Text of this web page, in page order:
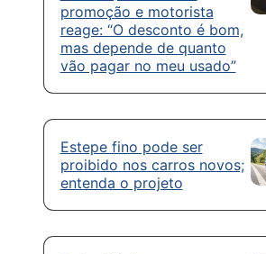
promoção e motorista
reage: “O desconto é bom,
mas depende de quanto
vão pagar no meu usado”
Estepe fino pode ser
proibido nos carros novos;
entenda o projeto